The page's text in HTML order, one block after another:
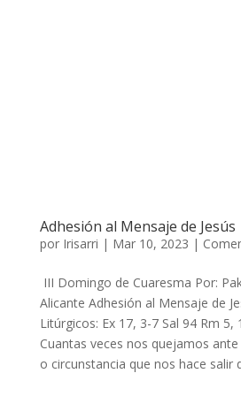
Adhesión al Mensaje de Jesús
por Irisarri | Mar 10, 2023 |
III Domingo de Cuaresma Por:
Alicante Adhesión al Mensaje de
Litúrgicos: Ex 17, 3-7 Sal 94 Rm 5,
Cuantas veces nos quejamos
o circunstancia que nos hace salir